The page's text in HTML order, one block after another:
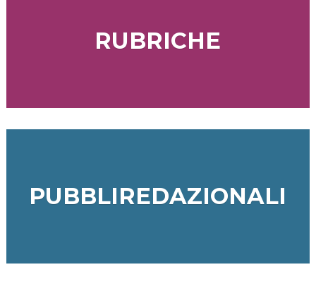
RUBRICHE
PUBBLIREDAZIONALI